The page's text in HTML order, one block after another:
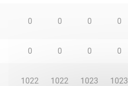
0 0 0 0
0 0 0 0
1022 1022 1023 1023